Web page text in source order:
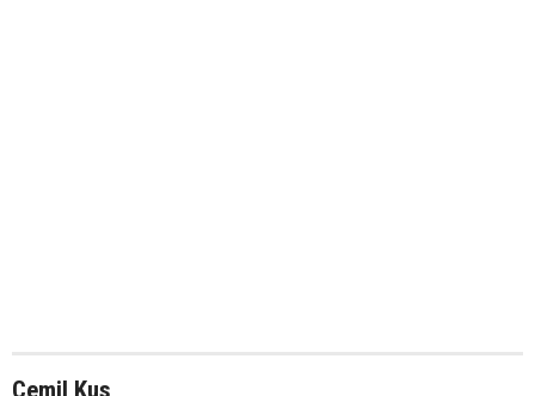
Cemil Kus